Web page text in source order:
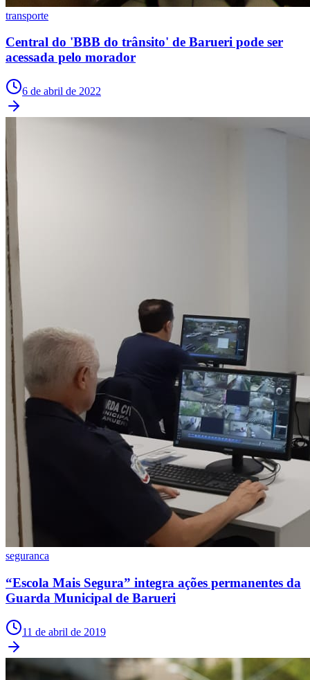
Santos
transporte
Central do 'BBB do trânsito' de Barueri pode ser
acessada pelo morador
6 de abril de 2022
seguranca
“Escola Mais Segura” integra ações permanentes da
Guarda Municipal de Barueri
11 de abril de 2019